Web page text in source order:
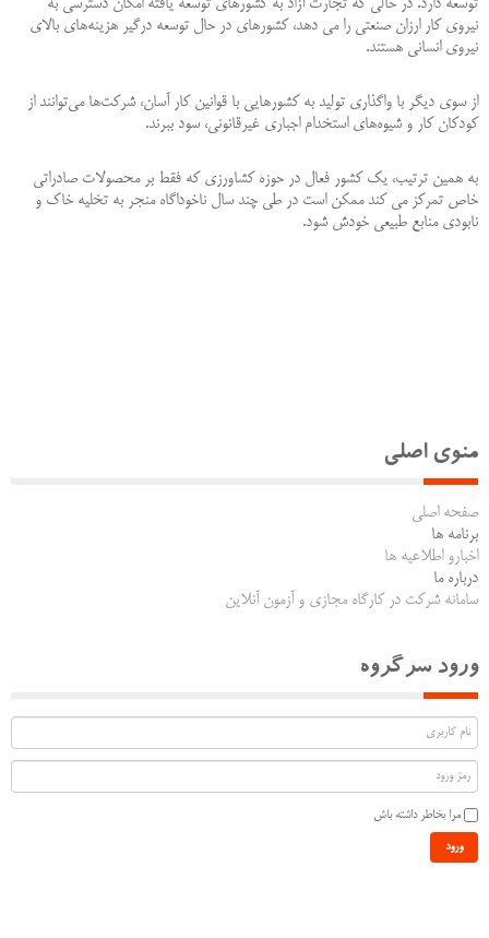
نیروی کار ارزان صنعتی را می دهد، کشورهای در حال توسعه درگیر هزینه‌های بالای
نیروی انسانی هستند.
از سوی دیگر با واگذاری تولید به کشورهایی با قوانین کار آسان، شرکت‌ها می‌توانند از
کودکان کار و شیوه‌های استخدام اجباری غیرقانونی، سود ببرند.
به همین ترتیب، یک کشور فعال در حوزه کشاورزی که فقط بر محصولات صادراتی
خاص تمرکز می کند ممکن است در طی چند سال ناخوداگاه منجر به تخلیه خاک و
نابودی منابع طبیعی خودش شود.
منوی اصلی
صفحه اصلی
برنامه ها
اخبارو اطلاعیه ها
درباره ما
سامانه شرکت در کارگاه مجازی و آزمون آنلاین
ورود سرگروه
مرا بخاطر داشته باش
ورود